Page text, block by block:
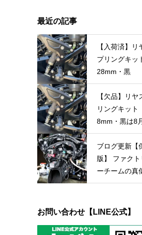
最近の記事
【入荷済】リ
プリングキ
28mm・黒
【欠品】リヤ
リングキッ
8mm・黒は8
ブログ更新【
版】 ファクト
ーチームの真
お問い合わせ【LINE公式】